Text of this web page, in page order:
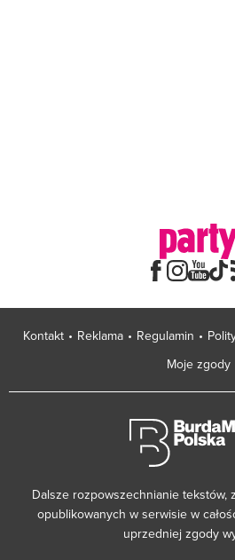
Kontakt Reklama Regulamin
Moje zgody
Dalsze rozpowszechnianie tekstów,
opublikowanych w serwisie w
uprzedniej zgody